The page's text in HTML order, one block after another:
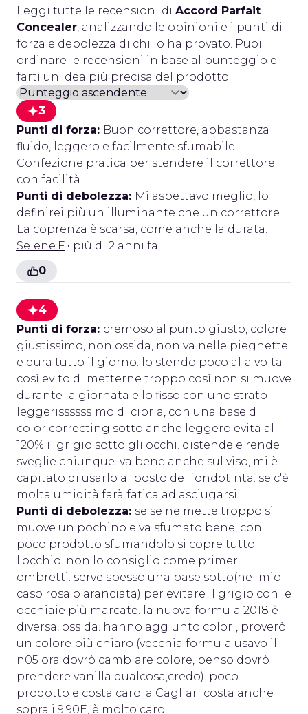
Leggi tutte le recensioni di Accord Parfait
Concealer, analizzando le opinioni e i punti di
forza e debolezza di chi lo ha provato. Puoi
ordinare le recensioni in base al punteggio e
farti un'idea più precisa del prodotto.
3
Punti di forza: Buon correttore, abbastanza
fluido, leggero e facilmente sfumabile.
Confezione pratica per stendere il correttore
con facilità.
Punti di debolezza: Mi aspettavo meglio, lo
definirei più un illuminante che un correttore.
La coprenza è scarsa, come anche la durata.
Selene.F • più di 2 anni fa
0
4
Punti di forza: cremoso al punto giusto, colore
giustissimo, non ossida, non va nelle pieghette
e dura tutto il giorno. lo stendo poco alla volta
così evito di metterne troppo così non si muove
durante la giornata e lo fisso con uno strato
leggerissssssimo di cipria, con una base di
color correcting sotto anche leggero evita al
120% il grigio sotto gli occhi. distende e rende
sveglie chiunque. va bene anche sul viso, mi è
capitato di usarlo al posto del fondotinta. se c'è
molta umidità farà fatica ad asciugarsi.
Punti di debolezza: se se ne mette troppo si
muove un pochino e va sfumato bene, con
poco prodotto sfumandolo si copre tutto
l'occhio. non lo consiglio come primer
ombretti. serve spesso una base sotto(nel mio
caso rosa o aranciata) per evitare il grigio con le
occhiaie più marcate. la nuova formula 2018 è
diversa, ossida. hanno aggiunto colori, proverò
un colore più chiaro (vecchia formula usavo il
n05 ora dovrò cambiare colore, penso dovrò
prendere vanilla qualcosa,credo). poco
prodotto e costa caro. a Cagliari costa anche
sopra i 9.90E, è molto caro.